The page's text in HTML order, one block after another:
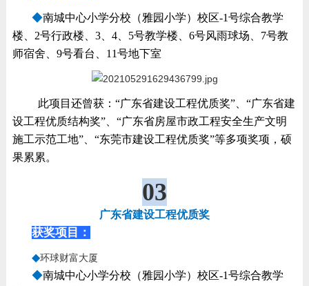
◆南城中心小学分校（雅园小学）校区-1号综合教学
楼、2号行政楼、3、4、5号教学楼、6号风雨球场、7号教
师宿舍、9号看台、11号地下室
此项目还曾获：“广东省建设工程优质奖”、“广东省建
设工程优质结构奖”、“广东省房屋市政工程安全生产文明
施工示范工地”、“东莞市建设工程优质奖”等多项奖项，硕
果累累。
03
广东省建设工程优质奖
获奖项目：
◆环球财富大厦
◆南城中心小学分校（雅园小学）校区-1号综合教学